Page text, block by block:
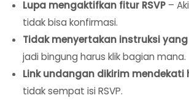
Lupa mengaktifkan fitur RSVP –
tidak bisa konfirmasi.
Tidak menyertakan instruksi
jadi bingung harus klik bagian mana.
Link undangan dikirim mendekati
tidak sempat isi RSVP.